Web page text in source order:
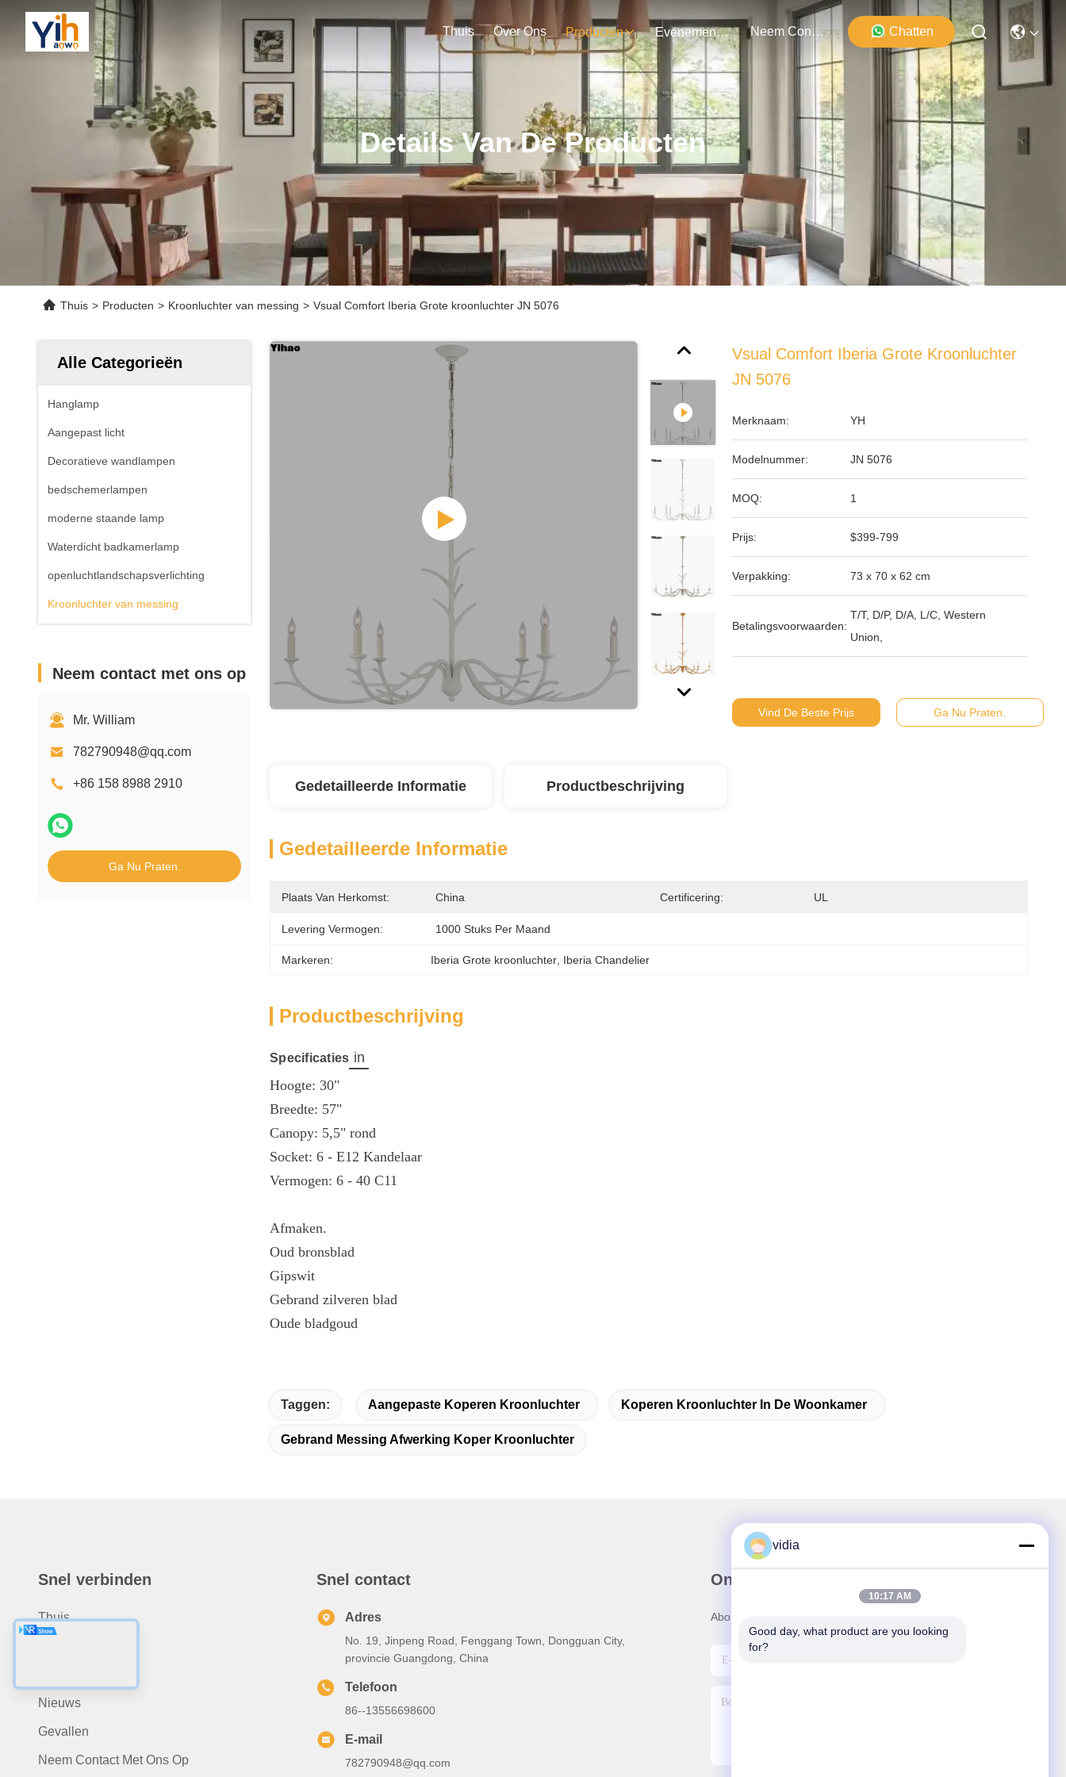
Thuis Over Ons Producten Evenementen Neem Contact Met Ons Op Chatten
Details Van De Producten
Thuis > Producten > Kroonluchter van messing > Vsual Comfort Iberia Grote kroonluchter JN 5076
Alle Categorieën
Hanglamp
Aangepast licht
Decoratieve wandlampen
bedschemerlampen
moderne staande lamp
Waterdicht badkamerlamp
openluchtlandschapsverlichting
Kroonluchter van messing
Neem contact met ons op
Mr. William
782790948@qq.com
+86 158 8988 2910
Ga Nu Praten.
Vsual Comfort Iberia Grote Kroonluchter
JN 5076
Merknaam: YH
Modelnummer: JN 5076
MOQ: 1
Prijs: $399-799
Verpakking: 73 x 70 x 62 cm
Betalingsvoorwaarden:
T/T, D/P, D/A, L/C, Western
Union,
Vind De Beste Prijs Ga Nu Praten.
Gedetailleerde Informatie Productbeschrijving
Gedetailleerde Informatie
Plaats Van Herkomst: China Certificering: UL
Levering Vermogen: 1000 Stuks Per Maand
Markeren: Iberia Grote kroonluchter Iberia Chandelier
Productbeschrijving
Specificaties in
Hoogte: 30"
Breedte: 57"
Canopy: 5,5" rond
Socket: 6 - E12 Kandelaar
Vermogen: 6 - 40 C11
Afmaken.
Oud bronsblad
Gipswit
Gebrand zilveren blad
Oude bladgoud
Taggen: Aangepaste Koperen Kroonluchter Koperen Kroonluchter In De Woonkamer
Gebrand Messing Afwerking Koper Kroonluchter
Snel verbinden
Thuis
Nieuws
Gevallen
Neem Contact Met Ons Op
Snel contact
Adres
No. 19, Jinpeng Road, Fenggang Town, Dongguan City,
provincie Guangdong, China
Telefoon
86--13556698600
E-mail
782790948@qq.com
Onze Nieuwsbrief
Abonneer u op onze nieuwsbrief voor kortingen en meer.
vidia
10:17 AM
Good day, what product are you looking
for?